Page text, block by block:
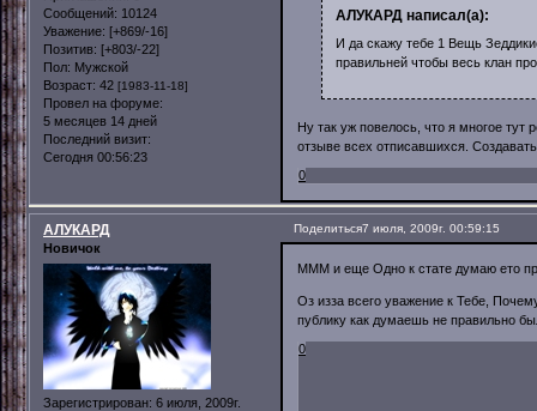
Сообщений: 10124
Уважение: [+869/-16]
Позитив: [+803/-22]
Пол: Мужской
Возраст: 42 [1983-11-18]
Провел на форуме:
5 месяцев 14 дней
Последний визит:
Сегодня 00:56:23
АЛУКАРД написал(а):
И да скажу тебе 1 Вещь
правильней чтобы весь клан
Ну так уж повелось, что я многое
отзыве всех отписавшихся.
0
Поделиться7 июля, 2009г. 00:59:15
АЛУКАРД
Новичок
Зарегистрирован: 6 июля, 2009г.
МММ и еще Одно к стате думаю ето
Оз изза всего уважение к Тебе,
публику как думаешь не правильно
0